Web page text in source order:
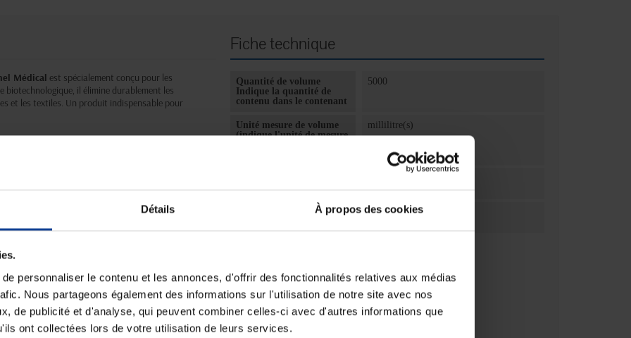
Détails À propos des cookies
personnaliser le contenu et les annonces, d'offrir des fonctionnalités relatives aux médias
Nous partageons également des informations sur l'utilisation de notre site avec nos
de publicité et d'analyse, qui peuvent combiner celles-ci avec d'autres informations que
ont collectées lors de votre utilisation de leurs services.
Médical est spécialement conçu pour les
biotechnologique, il élimine durablement les
et les textiles. Un produit indispensable pour
dans 5 litres d’eau).
Fiche technique
Quantité de volume
Indique la quantité de
contenu dans le contenant
5000
Unité mesure de volume
(indique l'unité de mesure
millilitre(s)
nombre
Unité de consommation
Unité(s)